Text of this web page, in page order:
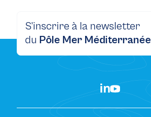
S’inscrire à la newsletter
du Pôle Mer Méditerranée